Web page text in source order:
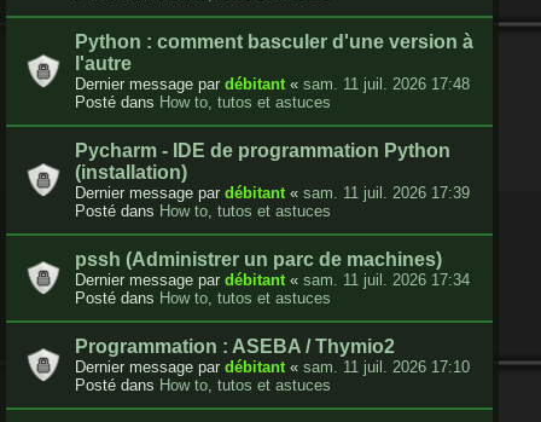
Python : comment basculer d'une version à
l'autre
Dernier message par débitant« sam. 11 juil. 2026 17:48
Posté dans How to, tutos et astuces
Pycharm - IDE de programmation Python
(installation)
Dernier message par débitant« sam. 11 juil. 2026 17:39
Posté dans How to, tutos et astuces
pssh (Administrer un parc de machines)
Dernier message par débitant« sam. 11 juil. 2026 17:34
Posté dans How to, tutos et astuces
Programmation : ASEBA / Thymio2
Dernier message par débitant« sam. 11 juil. 2026 17:10
Posté dans How to, tutos et astuces